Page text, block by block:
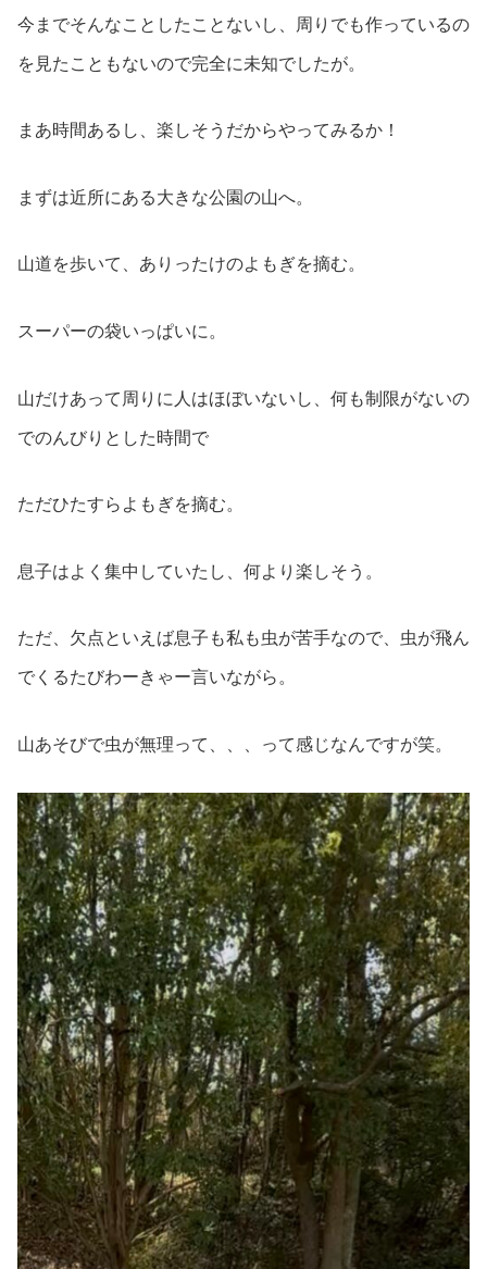
今までそんなことしたことないし、周りでも作っているの
を見たこともないので完全に未知でしたが。
まあ時間あるし、楽しそうだからやってみるか！
まずは近所にある大きな公園の山へ。
山道を歩いて、ありったけのよもぎを摘む。
スーパーの袋いっぱいに。
山だけあって周りに人はほぼいないし、何も制限がないの
でのんびりとした時間で
ただひたすらよもぎを摘む。
息子はよく集中していたし、何より楽しそう。
ただ、欠点といえば息子も私も虫が苦手なので、虫が飛ん
でくるたびわーきゃー言いながら。
山あそびで虫が無理って、、、って感じなんですが笑。